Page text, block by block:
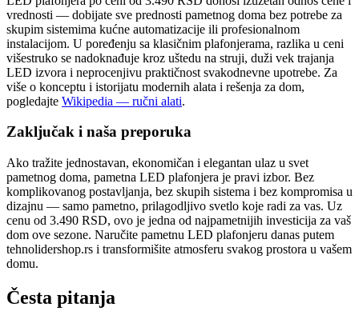
vrednosti — dobijate sve prednosti pametnog doma bez potrebe za
skupim sistemima kućne automatizacije ili profesionalnom
instalacijom. U poređenju sa klasičnim plafonjerama, razlika u ceni
višestruko se nadoknađuje kroz uštedu na struji, duži vek trajanja
LED izvora i neprocenjivu praktičnost svakodnevne upotrebe. Za
više o konceptu i istorijatu modernih alata i rešenja za dom,
pogledajte Wikipedia — ručni alati.
Zaključak i naša preporuka
Ako tražite jednostavan, ekonomičan i elegantan ulaz u svet
pametnog doma, pametna LED plafonjera je pravi izbor. Bez
komplikovanog postavljanja, bez skupih sistema i bez kompromisa u
dizajnu — samo pametno, prilagodljivo svetlo koje radi za vas. Uz
cenu od 3.490 RSD, ovo je jedna od najpametnijih investicija za vaš
dom ove sezone. Naručite pametnu LED plafonjeru danas putem
tehnolidershop.rs i transformišite atmosferu svakog prostora u vašem
domu.
Česta pitanja